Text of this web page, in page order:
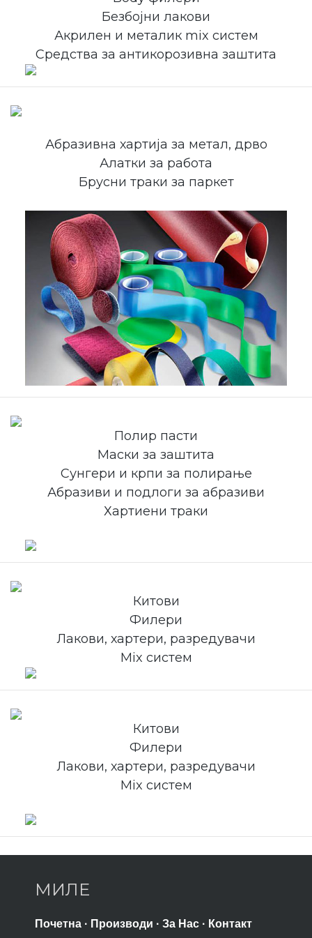
Безбојни лакови
Акрилен и металик mix систем
Средства за антикорозивна заштита
Абразивна хартија за метал, дрво
Алатки за работа
Брусни траки за паркет
Полир пасти
Маски за заштита
Сунгери и крпи за полирање
Абразиви и подлоги за абразиви
Хартиени траки
Китови
Филери
Лакови, хартери, разредувачи
Mix систем
Китови
Филери
Лакови, хартери, разредувачи
Mix систем
МИЛЕ
Почетна · Производи · За Нас · Контакт